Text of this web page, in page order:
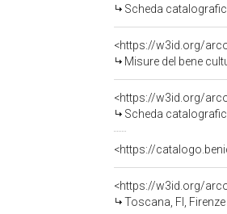
Scheda
<https://w3id.org/
Misure del bene
<https://w3id.org/
Scheda
<https://
<https://w3id.org/
Toscana, FI, Firenze